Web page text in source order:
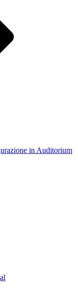
in Auditorium